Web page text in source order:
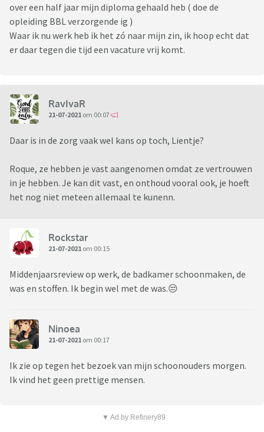
over een half jaar mijn diploma gehaald heb ( doe de
opleiding BBL verzorgende ig )
Waar ik nu werk heb ik het zó naar mijn zin, ik hoop echt dat
er daar tegen die tijd een vacature vrij komt.
RavIvaR
21-07-2021 om 00:07
Daar is in de zorg vaak wel kans op toch, Lientje?
Roque, ze hebben je vast aangenomen omdat ze vertrouwen
in je hebben. Je kan dit vast, en onthoud vooral ook, je hoeft
het nog niet meteen allemaal te kunenn.
Rockstar
21-07-2021 om 00:15
Middenjaarsreview op werk, de badkamer schoonmaken, de
was en stoffen. Ik begin wel met de was.😒
Ninoea
21-07-2021 om 00:17
Ik zie op tegen het bezoek van mijn schoonouders morgen.
Ik vind het geen prettige mensen.
▼ Ad by Refinery89